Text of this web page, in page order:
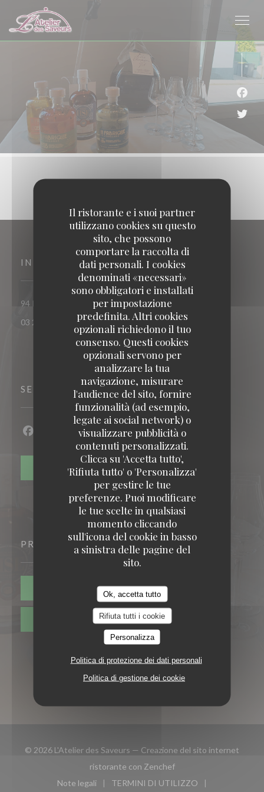
Personalizzazione delle tue scelte sui cookie
Il ristorante e i suoi partner
utilizzano cookies su questo
sito, che possono
comportare la raccolta di
dati personali. I cookies
denominati «necessari»
sono obbligatori e installati
per impostazione
predefinita. Altri cookies
opzionali richiedono il tuo
consenso. Questi cookies
opzionali servono per
analizzare la tua
navigazione, misurare
l'audience del sito, fornire
funzionalità (ad esempio,
legate ai social network) o
visualizzare pubblicità o
contenuti personalizzati.
Clicca su 'Accetta tutto',
'Rifiuta tutto' o 'Personalizza'
per gestire le tue
preferenze. Puoi modificare
le tue scelte in qualsiasi
momento cliccando
sull'icona del cookie in basso
a sinistra delle pagine del
sito.
Ok, accetta tutto
Rifiuta tutti i cookie
Personalizza
Politica di protezione dei dati personali
Politica di gestione dei cookie
INDIRIZZO
94 Route nationale 62290 Nœux-les-Mines
03 21 26 74 74
SEGUICI
Facebook ((apre una nuova finestra))
Twitter ((apre una nuova finestra))
NEWSLETTER
PRENOTAZIONE
PRENOTA
PRIVATIZZAZIONE
© 2026 L'Atelier des Saveurs — Creazione del sito internet
ristorante con Zenchef((apre una nuova
Note legali
TERMINI DI UTILIZZO